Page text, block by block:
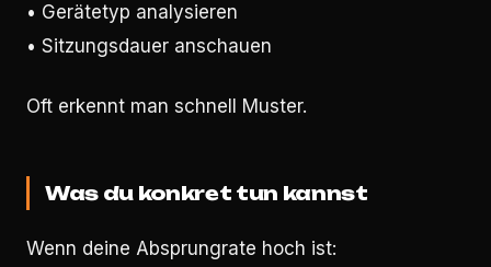
• Gerätetyp analysieren
• Sitzungsdauer anschauen
Oft erkennt man schnell Muster.
Was du konkret tun kannst
Wenn deine Absprungrate hoch ist: